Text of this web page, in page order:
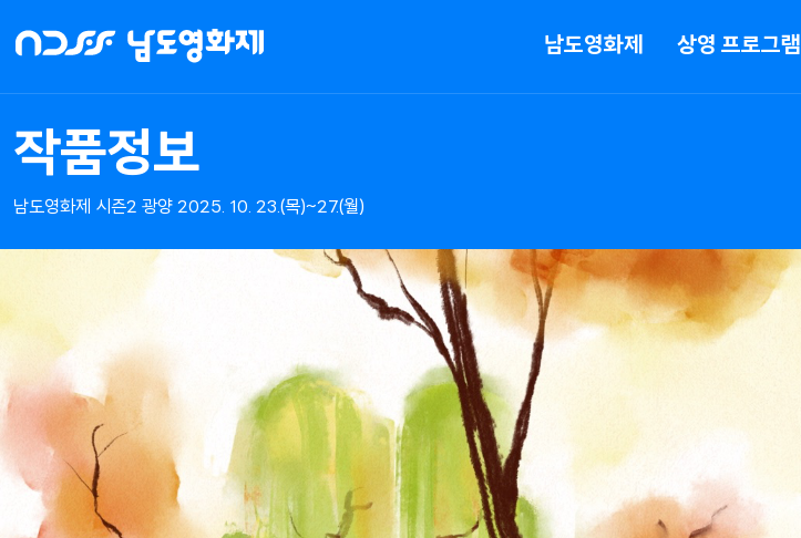
NDFF
남도영화제
시즌2
광양
남도영화제 상영 프로그램
작품정보
남도영화제 시즌2 광양 2025. 10. 23.(목)~27.(월)